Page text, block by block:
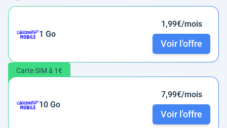
1 Go
1,99€/mois
Voir l'offre
Carte SIM à 1€
10 Go
7,99€/mois
Voir l'offre